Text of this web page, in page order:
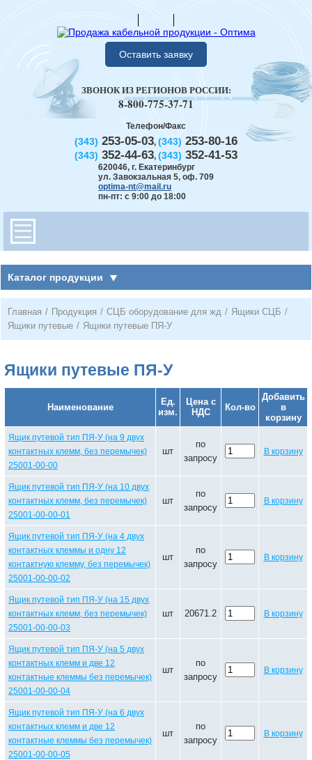
Оставить заявку
Телефон/Факс
(343) 253-05-03, (343) 253-80-16
(343) 352-44-63, (343) 352-41-53
620046, г. Екатеринбург
ул. Завокзальная 5, оф. 709
optima-nt@mail.ru
пн-пт: с 9:00 до 18:00
ЗВОНОК ИЗ РЕГИОНОВ РОССИИ:
8-800-775-37-71
Каталог продукции
Главная / Продукция / СЦБ оборудование для жд / Ящики СЦБ /
Ящики путевые / Ящики путевые ПЯ-У
Ящики путевые ПЯ-У
Наименование
Ед.
изм.
Цена с
НДС
Кол-во
Добавить
в
корзину
Ящик путевой тип ПЯ-У (на 9 двух
контактных клемм, без перемычек)
25001-00-00
шт
по
запросу
В корзину
Ящик путевой тип ПЯ-У (на 10 двух
контактных клемм, без перемычек)
25001-00-00-01
шт
по
запросу
В корзину
Ящик путевой тип ПЯ-У (на 4 двух
контактных клеммы и одну 12
контактную клемму, без перемычек)
25001-00-00-02
шт
по
запросу
В корзину
Ящик путевой тип ПЯ-У (на 15 двух
контактных клемм, без перемычек)
25001-00-00-03
шт 20671.2 В корзину
Ящик путевой тип ПЯ-У (на 5 двух
контактных клемм и две 12
контактные клеммы без перемычек)
25001-00-00-04
шт
по
запросу
В корзину
Ящик путевой тип ПЯ-У (на 6 двух
контактных клемм и две 12
контактные клеммы без перемычек)
25001-00-00-05
шт
по
запросу
В корзину